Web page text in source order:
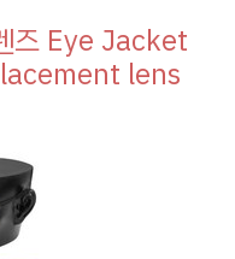
즈 Eye Jacket
lens